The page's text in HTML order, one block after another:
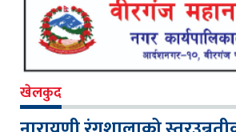
खेलकुद